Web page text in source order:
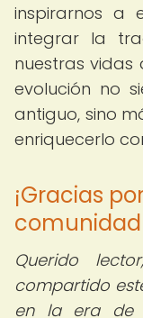
inspirarnos a
integrar la
nuestras vidas
evolución no
antiguo, sino
enriquecerlo
¡Gracias
Querido lector,
compartido
en la era de